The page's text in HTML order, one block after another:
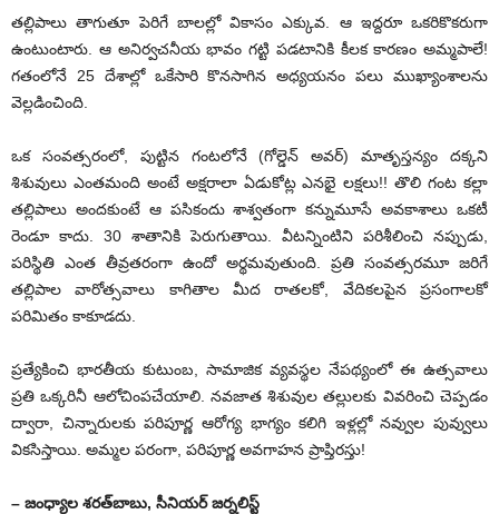
తల్లిపాలు తాగుతూ పెరిగే బాలల్లో వికాసం ఎక్కువ. ఆ ఇద్దరూ ఒకరికొకరుగా
ఉంటుంటారు. ఆ అనిర్వచనీయ భావం గట్టి పడటానికి కీలక కారణం అమ్మపాలే!
గతంలోనే 25 దేశాల్లో ఒకేసారి కొనసాగిన అధ్యయనం పలు ముఖ్యాంశాలను
వెల్లడించింది.
ఒక సంవత్సరంలో, పుట్టిన గంటలోనే (గోల్డెన్‌ అవర్‌) ‌మాతృస్తన్యం దక్కని
శిశువులు ఎంతమంది అంటే అక్షరాలా ఏడుకోట్ల ఎనభై లక్షలు!! తొలి గంట కల్లా
తల్లిపాలు అందకుంటే ఆ పసికందు శాశ్వతంగా కన్నుమూసే అవకాశాలు ఒకటీ
రెండూ కాదు. 30 శాతానికి పెరుగుతాయి. వీటన్నింటిని పరిశీలించి నప్పుడు,
పరిస్థితి ఎంత తీవ్రతరంగా ఉందో అర్థమవుతుంది. ప్రతి సంవత్సరమూ జరిగే
తల్లిపాల వారోత్సవాలు కాగితాల మీద రాతలకో, వేదికలపైన ప్రసంగాలకో
పరిమితం కాకూడదు.
ప్రత్యేకించి భారతీయ కుటుంబ, సామాజిక వ్యవస్థల నేపథ్యంలో ఈ ఉత్సవాలు
ప్రతి ఒక్కరినీ ఆలోచింపచేయాలి. నవజాత శిశువుల తల్లులకు వివరించి చెప్పడం
ద్వారా, చిన్నారులకు పరిపూర్ణ ఆరోగ్య భాగ్యం కలిగి ఇళ్లల్లో నవ్వుల పువ్వులు
వికసిస్తాయి. అమ్మల పరంగా, పరిపూర్ణ అవగాహన ప్రాప్తిరస్తు!
– జంధ్యాల శరత్‌బాబు, సీనియర్‌ ‌జర్నలిస్ట్